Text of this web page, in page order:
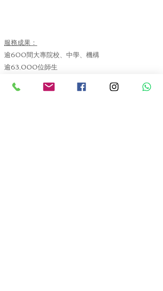
服務成果：
逾600間大專院校、中學、機構
逾63,000位師生
​每年舉辦逾2
,000場生涯規劃活動